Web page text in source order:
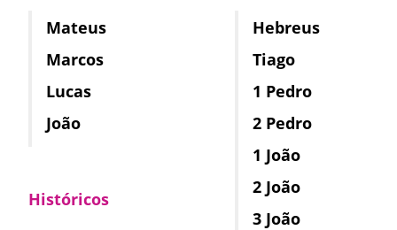
Mateus
Marcos
Lucas
João
Históricos
Hebreus
Tiago
1 Pedro
2 Pedro
1 João
2 João
3 João